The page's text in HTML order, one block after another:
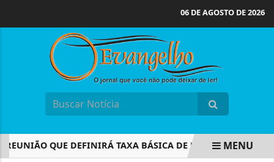
06 DE AGOSTO DE 2026
QUE DEFINIRÁ TAXA BÁSICA DE JUROS MENU